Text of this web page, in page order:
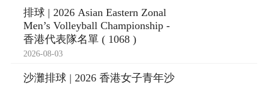
排球 | 2026 Asian Eastern Zonal
Men’s Volleyball Championship -
香港代表隊名單 ( 1068 )
2026-08-03
沙灘排球 | 2026 香港女子青年沙